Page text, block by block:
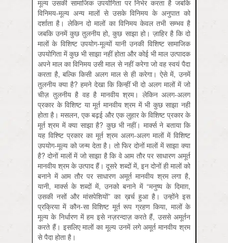
मूल्य उसकी सामाजिक उपयोगिता पर निर्भर करता है जबकि
विनिमय-मूल्य अन्य मालों से उसके विनिमय के अनुपात को
दर्शाता है। लेकिन दो मालों का विनिमय केवल तभी सम्भव है
जबकि उनमें कुछ तुलनीय हो, कुछ साझा हो। ज़ाहिर है कि दो
मालों के विशिष्ट उपयोग-मूल्यों यानी उनकी विशिष्ट सामाजिक
उपयोगिता में कुछ भी साझा नहीं होता और कोई भी माल उत्पादक
अपने माल का विनिमय उसी माल से नहीं करेगा जो वह स्वयं पैदा
करता है, बल्कि किसी अलग माल से ही करेगा। ऐसे में, उनमें
तुलनीय क्या है? हमने देखा कि किन्हीं भी दो अलग मालों में जो
चीज़ तुलनीय है वह है मानवीय श्रम। लेकिन अलग-अलग
प्रकार के विशिष्ट या मूर्त मानवीय श्रम में भी कुछ साझा नहीं
होता है। मसलन, एक बढ़ई और एक लुहार के विशिष्ट प्रकार के
मूर्त श्रम में क्या साझा है? कुछ भी नहीं। मार्क्स ने बताया कि
यह विश्ष्टि प्रकार का मूर्त श्रम अलग-अलग मालों में विशिष्ट
उपयोग-मूल्य को जन्म देता है। तो फिर दोनों मालों में साझा क्या
है? दोनों मालों में जो साझा है कि वे आम तौर पर साधारण अमूर्त
मानवीय श्रम के उत्पाद हैं। दूसरे शब्दों में, इन दोनों ही मालों को
बनाने में आम तौर पर साधारण अमूर्त मानवीय श्रम लगा है,
यानी, मार्क्स के शब्दों में, उनको बनाने में “मनुष्य के दिमाग़,
उसकी नसों और मांसपेशियों” का ख़र्च हुआ है। उन्होंने इस
प्रक्रिया में कौन-सा विशिष्ट मूर्त रूप ग्रहण किया, मालों के
मूल्य के निर्धारण में हम इसे नज़रन्दाज़ करते हैं, उससे अमूर्तन
करते हैं। इसलिए मालों का मूल्य उनमें लगे अमूर्त मानवीय श्रम
से पैदा होता है।